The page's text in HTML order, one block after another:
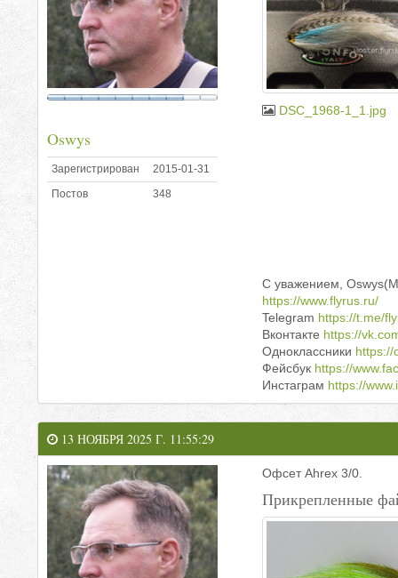
Oswys
Зарегистрирован
2015-01-31
Постов
348
DSC_1968-1_1.jpg
С уважением,
https://www.flyrus.ru/
Telegram https://t.me/
Вконтакте https://
Одноклассники https://
Фейсбук https://
Инстаграм https://
13 НОЯБРЯ 2025 Г. 11:55:29
Офсет Ahrex 3/0.
Прикрепленные